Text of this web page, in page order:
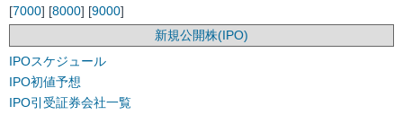
[7000] [8000] [9000]
新規公開株(IPO)
IPOスケジュール
IPO初値予想
IPO引受証券会社一覧